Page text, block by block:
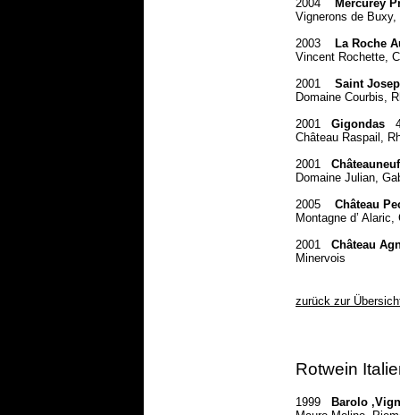
2004
Mercurey
Vignerons de
2003
La Roche
Vincent Rochette,
2001
Saint
Domaine Courbis,
2001
Gigondas
Château Raspail,
2001
Domaine Julian,
2005
Château
Montagne d’ Alaric,
2001
Château
Minervois
zurück zur
Rotwein
1999
Barolo